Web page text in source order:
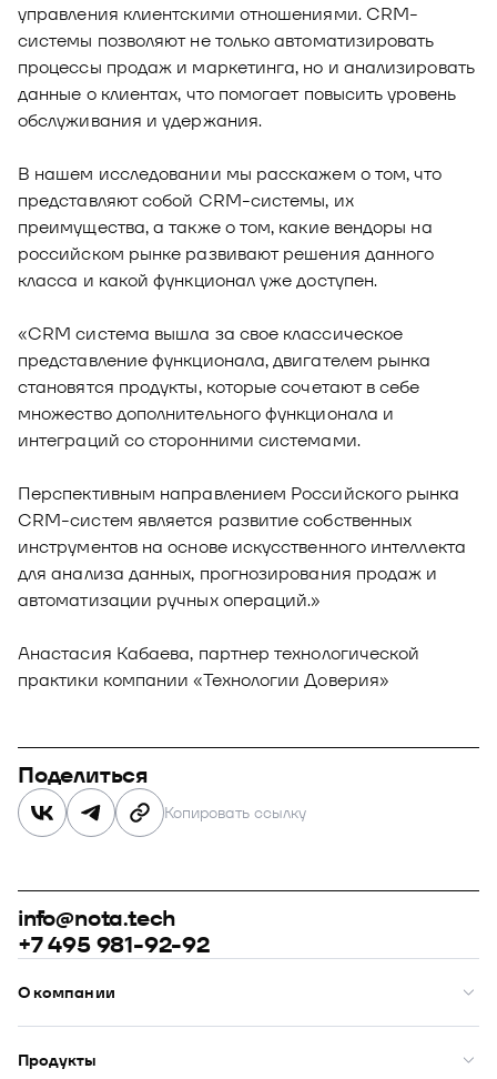
управления клиентскими отношениями. CRM-
системы позволяют не только автоматизировать
процессы продаж и маркетинга, но и анализировать
данные о клиентах, что помогает повысить уровень
обслуживания и удержания.
В нашем исследовании мы расскажем о том, что
представляют собой CRM-системы, их
преимущества, а также о том, какие вендоры на
российском рынке развивают решения данного
класса и какой функционал уже доступен.
«CRM система вышла за свое классическое
представление функционала, двигателем рынка
становятся продукты, которые сочетают в себе
множество дополнительного функционала и
интеграций со сторонними системами.
Перспективным направлением Российского рынка
CRM-систем является развитие собственных
инструментов на основе искусственного интеллекта
для анализа данных, прогнозирования продаж и
автоматизации ручных операций.»
Анастасия Кабаева, партнер технологической
практики компании «Технологии Доверия»
Поделиться
Копировать ссылку
info@nota.tech
+7 495 981-92-92
О компании
О нас
Премии
Рейтинги
Продукты